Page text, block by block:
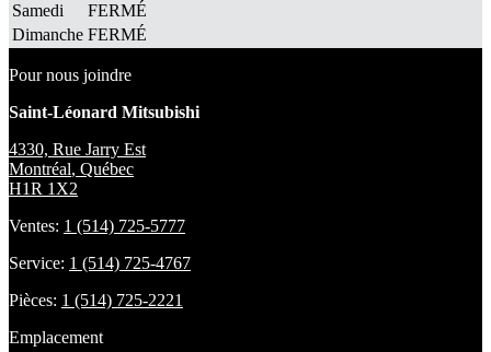
Samedi
FERMÉ
Dimanche FERMÉ
Pour nous joindre
Saint-Léonard Mitsubishi
4330, Rue Jarry Est
Montréal, Québec
H1R 1X2
Ventes: 1 (514) 725-5777
Service: 1 (514) 725-4767
Pièces: 1 (514) 725-2221
Emplacement